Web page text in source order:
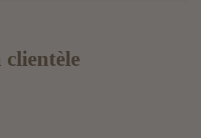
clientèle